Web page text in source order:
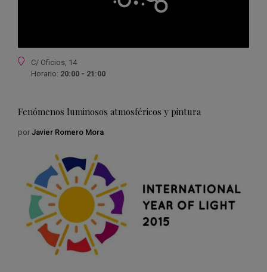
Ubicación
C/ Oficios, 14
Horario: 20:00 - 21:00
Fenómenos luminosos atmosféricos y pintura
por Javier Romero Mora